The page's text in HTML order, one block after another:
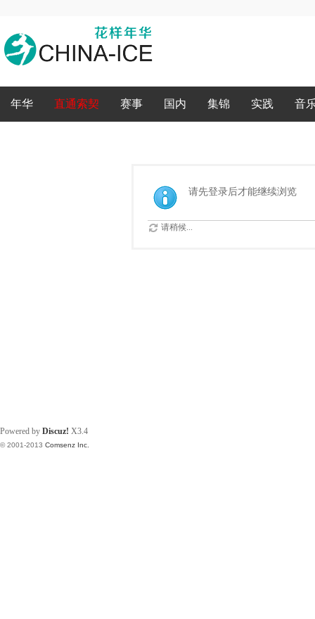
年华 直通索契 赛事 国内 集锦 实践 音
请先登录后才能继续浏览
请稍候...
Powered by Discuz! X3.4
© 2001-2013 Comsenz Inc.